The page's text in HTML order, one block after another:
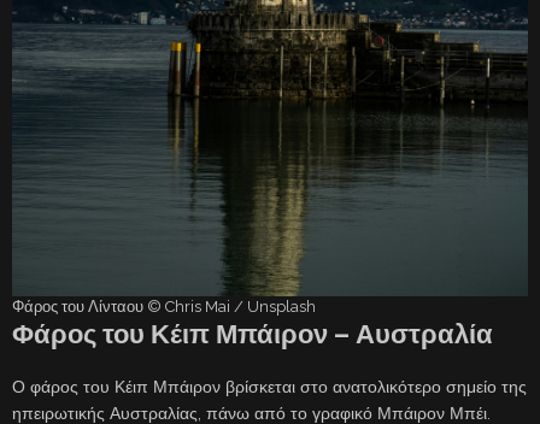
Φάρος του Λίνταου © Chris Mai / Unsplash
Φάρος του Κέιπ Μπάιρον – Αυστραλία
Ο φάρος του Κέιπ Μπάιρον βρίσκεται στο ανατολικότερο σημείο της
ηπειρωτικής Αυστραλίας, πάνω από το γραφικό Μπάιρον Μπέι.